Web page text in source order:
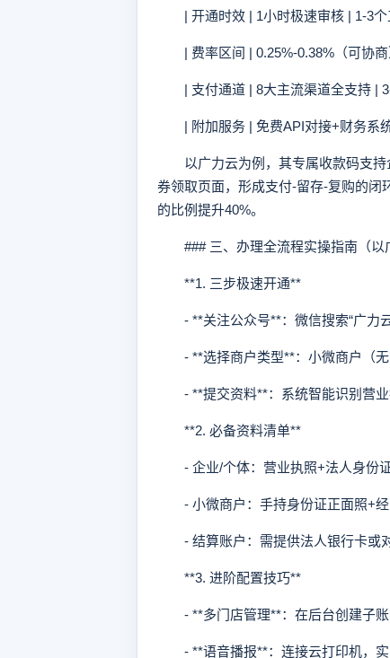
| 开通时效 | 1小时极速审核 | 1-3个
| 费率区间 | 0.25%-0.38%（可协商
| 支付通道 | 8大主流渠道全支持 |
| 附加服务 | 免费API对接+财务系
以广力云为例，其专属收款码支持
券领取页面，形成支付-留存-复购的闭
的比例提升40%。
### 三、办理全流程实操指南（以
**1. 三步极速开通**
- **关注公众号**：微信搜索“广力云
- **选择商户类型**：小微商户（无
- **提交资料**：系统智能识别营业
**2. 必备资料清单**
- 企业/个体：营业执照+法人身份证
- 小微商户：手持身份证正面照+经
- 结算账户：需提供法人银行卡或
**3. 进阶配置技巧**
- **多门店管理**：在后台创建子账
- **语音播报**：连接云打印机，实